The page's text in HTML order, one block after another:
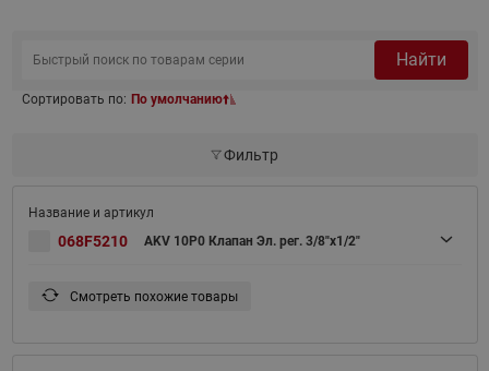
Найти
Сортировать по: По умолчанию
Фильтр
068F5210 AKV 10P0 Клапан Эл. рег. 3/8"х1/2"
Смотреть похожие товары